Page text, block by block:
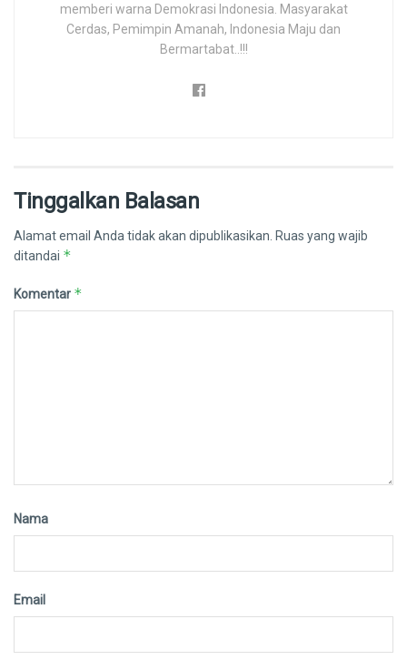
memberi warna Demokrasi Indonesia. Masyarakat
Cerdas, Pemimpin Amanah, Indonesia Maju dan
Bermartabat..!!!
Tinggalkan Balasan
Alamat email Anda tidak akan dipublikasikan. Ruas yang wajib
ditandai *
Komentar *
Nama
Email